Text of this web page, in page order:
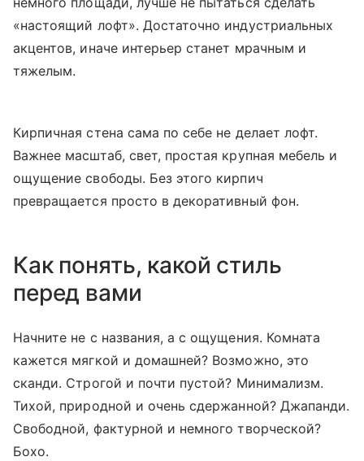
«настоящий лофт». Достаточно индустриальных
акцентов, иначе интерьер станет мрачным и
тяжелым.
Кирпичная стена сама по себе не делает лофт.
Важнее масштаб, свет, простая крупная мебель и
ощущение свободы. Без этого кирпич
превращается просто в декоративный фон.
Как понять, какой стиль
перед вами
Начните не с названия, а с ощущения. Комната
кажется мягкой и домашней? Возможно, это
сканди. Строгой и почти пустой? Минимализм.
Тихой, природной и очень сдержанной? Джапанди.
Свободной, фактурной и немного творческой?
Бохо.